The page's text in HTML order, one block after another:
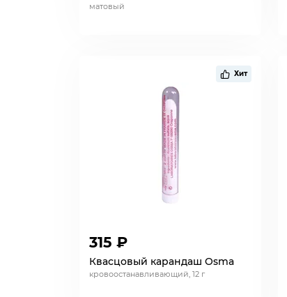
матовый
Хит
315 ₽
Квасцовый карандаш Osma
кровоостанавливающий, 12 г